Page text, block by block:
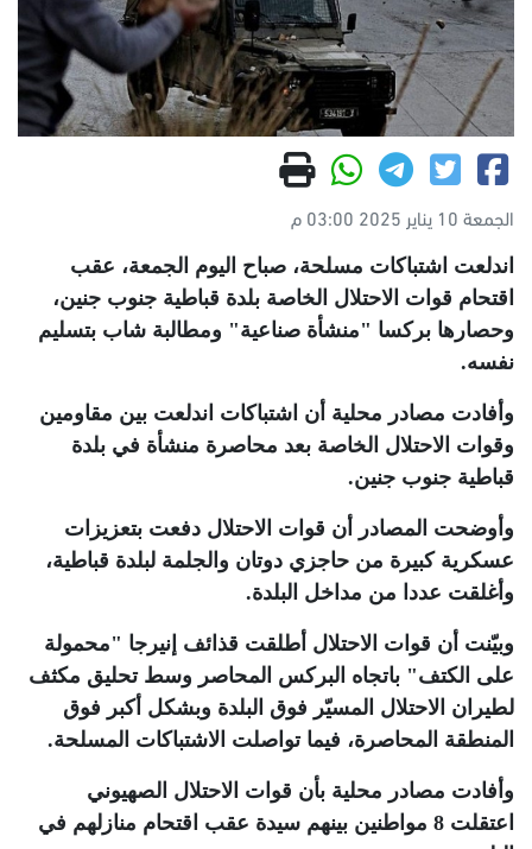
الجمعة 10 يناير 2025 03:00 م
اندلعت اشتباكات مسلحة، صباح اليوم الجمعة، عقب
اقتحام قوات الاحتلال الخاصة بلدة قباطية جنوب جنين،
وحصارها بركسا "منشأة صناعية" ومطالبة شاب بتسليم
نفسه.
وأفادت مصادر محلية أن اشتباكات اندلعت بين مقاومين
وقوات الاحتلال الخاصة بعد محاصرة منشأة في بلدة
قباطية جنوب جنين.
وأوضحت المصادر أن قوات الاحتلال دفعت بتعزيزات
عسكرية كبيرة من حاجزي دوتان والجلمة لبلدة قباطية،
وأغلقت عددا من مداخل البلدة.
وبيّنت أن قوات الاحتلال أطلقت قذائف إنيرجا "محمولة
على الكتف" باتجاه البركس المحاصر وسط تحليق مكثف
لطيران الاحتلال المسيّر فوق البلدة وبشكل أكبر فوق
المنطقة المحاصرة، فيما تواصلت الاشتباكات المسلحة.
وأفادت مصادر محلية بأن قوات الاحتلال الصهيوني
اعتقلت 8 مواطنين بينهم سيدة عقب اقتحام منازلهم في